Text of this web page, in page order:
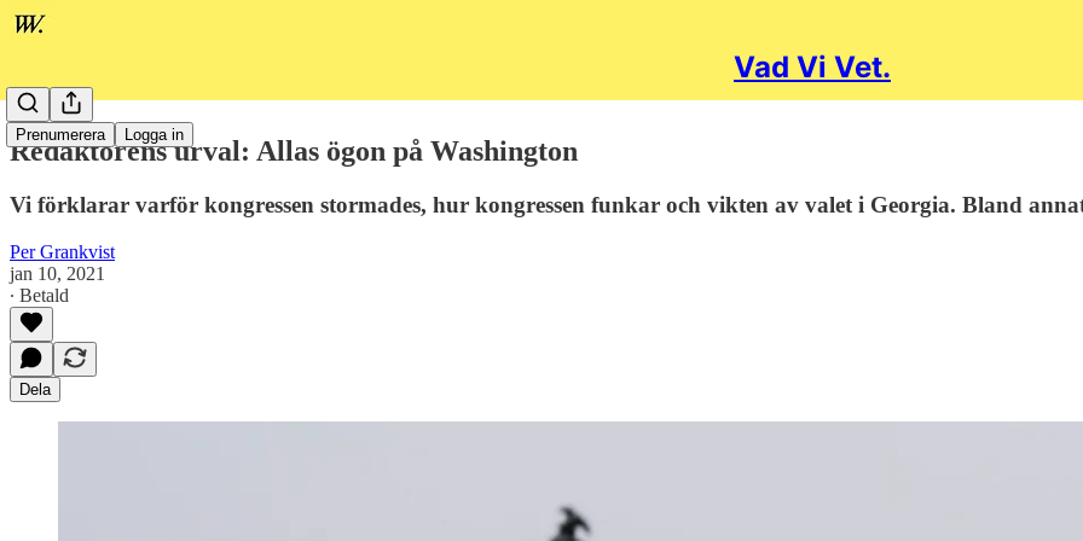
Vad Vi Vet.
Prenumerera Logga in
Redaktörens urval: Allas ögon på Washington
Vi förklarar varför kongressen stormades, hur kongressen funkar och vikten av valet i Georgia. Bland
Per Grankvist
jan 10, 2021
∙ Betald
Dela